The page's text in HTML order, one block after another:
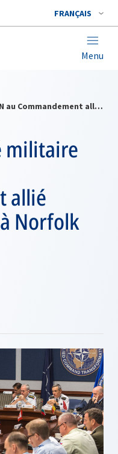
FRANÇAIS
Menu
Visite du Comité militaire de l’OTAN au Commandement allié Transformation à Norfolk
militaire
allié
Norfolk